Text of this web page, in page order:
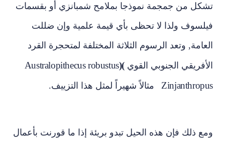
تشكل من جمجمة نموذجا بملامح شمبانزي أو بقسمات
فيلسوف ولذا لا تحظى بأي قيمة علمية وإن ضللت
العامة, وتعد الرسوم الثلاثة المختلفة لمتحجرة القرد
الأفريقي الجنوبي القوي )
Australopithecus robustus(
Zinjanthropus
مثالاً شهيراً لمثل هذا التزييف.
ومع ذلك فإن هذه الحيل تبدو بريئة إذا ما قورنت بأعمال